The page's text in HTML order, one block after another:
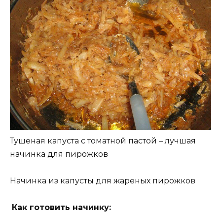
Тушеная капуста с томатной пастой – лучшая
начинка для пирожков
Начинка из капусты для жареных пирожков
Как готовить начинку: